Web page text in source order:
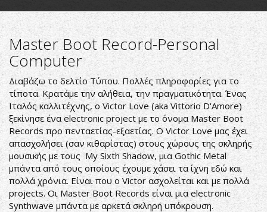
Master Boot Record-Personal
Computer
Διαβάζω το δελτίο Τύπου. Πολλές πληροφορίες για το
τίποτα. Κρατάμε την αλήθεια, την πραγματικότητα. Ένας
Ιταλός καλλιτέχνης, ο Victor Love (aka Vittorio D'Amore)
ξεκίνησε ένα electronic project με το όνομα Master Boot
Records προ πενταετίας-εξαετίας. Ο Victor Love μας έχει
απασχολήσει (σαν κιθαρίστας) στους χώρους της σκληρής
μουσικής με τους My Sixth Shadow, μια Gothic Metal
μπάντα από τους οποίους έχουμε χάσει τα ίχνη εδώ και
πολλά χρόνια. Είναι που ο Victor ασχολείται και με πολλά
projects. Οι Master Boot Records είναι μια electronic
Synthwave μπάντα με αρκετά σκληρή υπόκρουση.